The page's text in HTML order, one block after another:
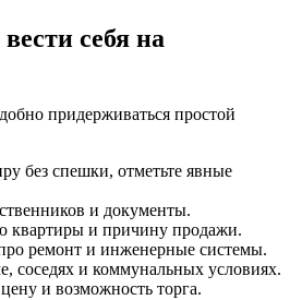
себя на
придерживаться простой
без спешки, отметьте явные
и документы.
квартиры и причину продажи.
ремонт и инженерные системы.
соседях и коммунальных условиях.
и возможность торга.